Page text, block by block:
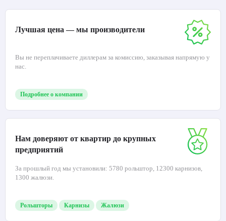
Лучшая цена — мы производители
Вы не переплачиваете диллерам за комиссию, заказывая напрямую у
нас.
Подробнее о компании
Нам доверяют от квартир до крупных
предприятий
За прошлый год мы установили: 5780 рольштор, 12300 карнизов,
1300 жалюзи.
Рольшторы Карнизы Жалюзи